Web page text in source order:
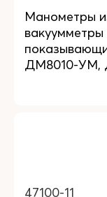
Манометры
ДМ8010-УМ,
47100-11